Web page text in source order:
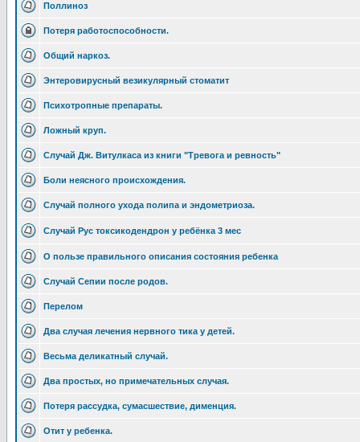
Поллиноз
Потеря работоспособности.
Общий наркоз.
Энтеровирусный везикулярный стоматит
Психотропные препараты.
Ложный круп.
Случай Дж. Витулкаса из книги "Тревога и ревность"
Боли неясного происхождения.
Случай полного ухода полипа и эндометриоза.
Случай Рус токсикодендрон у ребёнка 3 мес
О пользе правильного описания состояния ребенка
Случай Сепии после родов.
Перелом
Два случая лечения нервного тика у детей.
Весьма деликатный случай.
Два простых, но примечательных случая.
Потеря рассудка, сумасшествие, дименция.
Отит у ребенка.